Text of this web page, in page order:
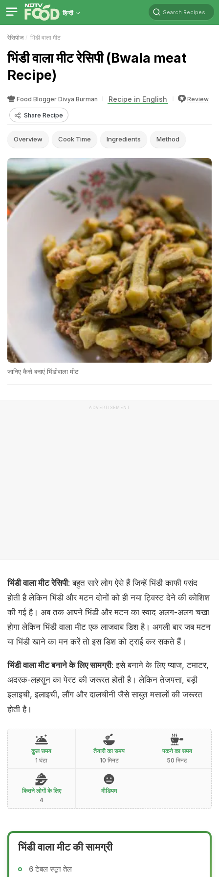
हिन्दी Search Recipes
रेसिपीज भिंडी वाला मीट
भिंडी वाला मीट रेसिपी (Bwala meat
Recipe)
Food Blogger Divya Burman Recipe in English Review
Share Recipe
Overview Cook Time Ingredients Method
जानिए कैसे बनाएं भिंडीवाला मीट
ADVERTISEMENT
भिंडी वाला मीट रेसिपी: बहुत सारे लोग ऐसे हैं जिन्हें भिंडी काफी पसंद
होती है लेकिन भिंडी और मटन दोनों को ही नया ट्विस्ट देने की कोशिश
की गई है। अब तक आपने भिंडी और मटन का स्वाद अलग-अलग चखा
होगा लेकिन भिंडी वाला मीट एक लाजवाब डिश है। अगली बार जब मटन
या भिंडी खाने का मन करें तो इस डिश को ट्राई कर सकते हैं।
भिंडी वाला मीट बनाने के लिए सामग्री: इसे बनाने के लिए प्याज, टमाटर,
अदरक-लहसुन का पेस्ट की जरूरत होती है। लेकिन तेजपत्ता, बड़ी
इलाइची, इलाइची, लौंग और दालचीनी जैसे साबुत मसालों की जरूरत
होती है।
कुल समय
1 घंटा
तैयारी का समय
10 मिनट
पकने का समय
50 मिनट
कितने लोगों के लिए
4
मीडियम
भिंडी वाला मीट की सामग्री
6 टेबल स्पून तेल